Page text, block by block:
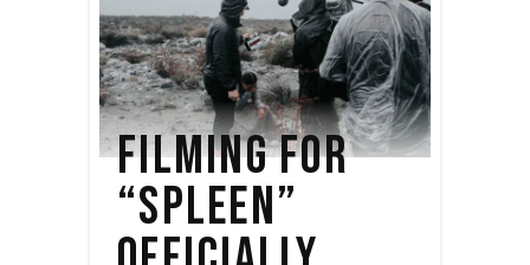
FILMING FOR
“SPLEEN”